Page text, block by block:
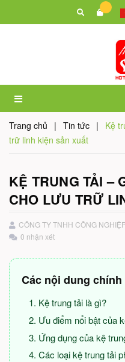
Trang chủ | Tin tức |
Kệ
trữ linh kiện sản xuất
KỆ TRUNG TẢI –
CHO LƯU TRỮ
CÔNG TY TNHH CÔNG
0 nhận xét
Các nội dung chính
Kệ trung tải là gì?
Ưu điểm nổi bật của
Ứng dụng của kệ
Các loại kệ trung tải